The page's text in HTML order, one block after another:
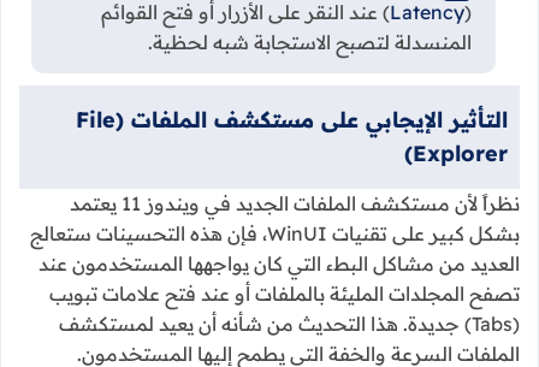
(
Latency) عند النقر على الأزرار أو فتح القوائم
المنسدلة لتصبح الاستجابة شبه لحظية.
التأثير الإيجابي على مستكشف الملفات (File
Explorer)
نظراً لأن مستكشف الملفات الجديد في ويندوز 11 يعتمد
بشكل كبير على تقنيات WinUI، فإن هذه التحسينات ستعالج
العديد من مشاكل البطء التي كان يواجهها المستخدمون عند
تصفح المجلدات المليئة بالملفات أو عند فتح علامات تبويب
(Tabs) جديدة. هذا التحديث من شأنه أن يعيد لمستكشف
الملفات السرعة والخفة التي يطمح إليها المستخدمون.